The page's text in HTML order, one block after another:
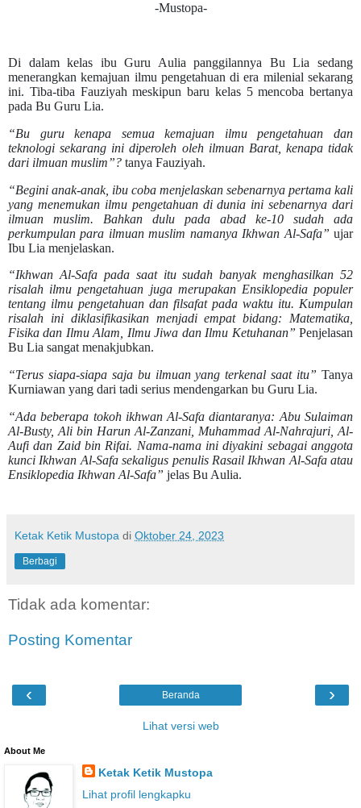
-Mustopa-
Di dalam kelas ibu Guru Aulia panggilannya Bu Lia sedang
menerangkan kemajuan ilmu pengetahuan di era milenial sekarang
ini. Tiba-tiba Fauziyah meskipun baru kelas 5 mencoba bertanya
pada Bu Guru Lia.
“Bu guru kenapa semua kemajuan ilmu pengetahuan dan
teknologi sekarang ini diperoleh oleh ilmuan Barat, kenapa tidak
dari ilmuan muslim”? tanya Fauziyah.
“Begini anak-anak, ibu coba menjelaskan sebenarnya pertama kali
yang menemukan ilmu pengetahuan di dunia ini sebenarnya dari
ilmuan muslim. Bahkan dulu pada abad ke-10 sudah ada
perkumpulan para ilmuan muslim namanya Ikhwan Al-Safa” ujar
Ibu Lia menjelaskan.
“Ikhwan Al-Safa pada saat itu sudah banyak menghasilkan 52
risalah ilmu pengetahuan juga merupakan Ensiklopedia populer
tentang ilmu pengetahuan dan filsafat pada waktu itu. Kumpulan
risalah ini diklasifikasikan menjadi empat bidang: Matematika,
Fisika dan Ilmu Alam, Ilmu Jiwa dan Ilmu Ketuhanan” Penjelasan
Bu Lia sangat menakjubkan.
“Terus siapa-siapa saja bu ilmuan yang terkenal saat itu” Tanya
Kurniawan yang dari tadi serius mendengarkan bu Guru Lia.
“Ada beberapa tokoh ikhwan Al-Safa diantaranya: Abu Sulaiman
Al-Busty, Ali bin Harun Al-Zanzani, Muhammad Al-Nahrajuri, Al-
Aufi dan Zaid bin Rifai. Nama-nama ini diyakini sebagai anggota
kunci Ikhwan Al-Safa sekaligus penulis Rasail Ikhwan Al-Safa atau
Ensiklopedia Ikhwan Al-Safa” jelas Bu Aulia.
Ketak Ketik Mustopa di Oktober 24, 2023
Berbagi
Tidak ada komentar:
Posting Komentar
‹ ›
Beranda
Lihat versi web
About Me
Ketak Ketik Mustopa
Lihat profil lengkapku